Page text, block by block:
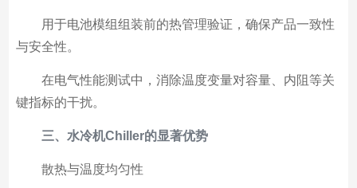
用于电池模组组装前的热管理验证，确保产品一致性
与安全性。
在电气性能测试中，消除温度变量对容量、内阻等关
键指标的干扰。
三、水冷机Chiller的显著优势
散热与温度均匀性